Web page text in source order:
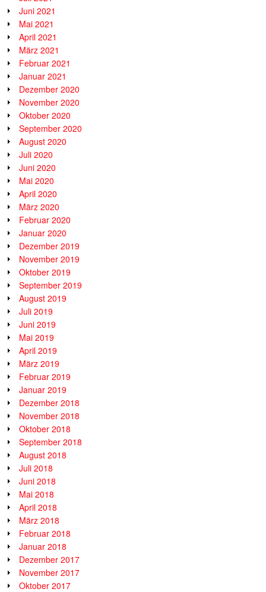
Juni 2021
Mai 2021
April 2021
März 2021
Februar 2021
Januar 2021
Dezember 2020
November 2020
Oktober 2020
September 2020
August 2020
Juli 2020
Juni 2020
Mai 2020
April 2020
März 2020
Februar 2020
Januar 2020
Dezember 2019
November 2019
Oktober 2019
September 2019
August 2019
Juli 2019
Juni 2019
Mai 2019
April 2019
März 2019
Februar 2019
Januar 2019
Dezember 2018
November 2018
Oktober 2018
September 2018
August 2018
Juli 2018
Juni 2018
Mai 2018
April 2018
März 2018
Februar 2018
Januar 2018
Dezember 2017
November 2017
Oktober 2017